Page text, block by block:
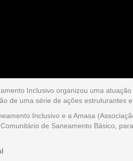
Inclusivo organizou uma
de uma série de ações estruturantes
Inclusivo e a Amasa
de Saneamento Básico,